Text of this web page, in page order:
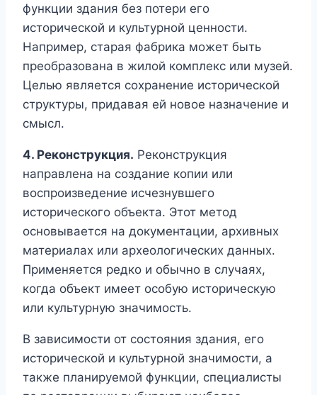
функции здания без потери его
исторической и культурной ценности.
Например, старая фабрика может быть
преобразована в жилой комплекс или музей.
Целью является сохранение исторической
структуры, придавая ей новое назначение и
смысл.
4. Реконструкция. Реконструкция
направлена на создание копии или
воспроизведение исчезнувшего
исторического объекта. Этот метод
основывается на документации, архивных
материалах или археологических данных.
Применяется редко и обычно в случаях,
когда объект имеет особую историческую
или культурную значимость.
В зависимости от состояния здания, его
исторической и культурной значимости, а
также планируемой функции, специалисты